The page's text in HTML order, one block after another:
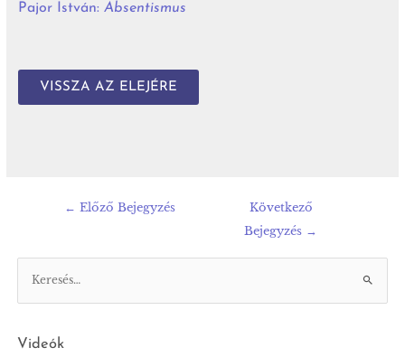
Pajor István:Absentismus
VISSZA AZ ELEJÉRE
← Előző Bejegyzés
Következő
Bejegyzés →
Videók